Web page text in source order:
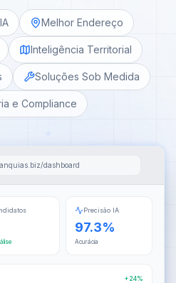
Melhor Endereço
Inteligência Territorial
Soluções Sob Medida
e Compliance
dashboard
Precisão IA
97.3%
Acurácia
+24%